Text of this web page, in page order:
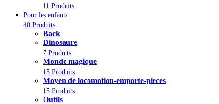
11 Produits
Pour les enfants
40 Produits
Back
Dinosaure
7 Produits
Monde magique
15 Produits
Moyen de locomotion-emporte-pieces
15 Produits
Outils